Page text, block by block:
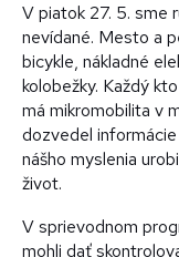
V piatok 27. 5. sme
nevídané. Mesto a
bicykle, nákladné
kolobežky. Každý
má mikromobilita v
dozvedel
nášho myslenia
život.
V sprievodnom
mohli dať